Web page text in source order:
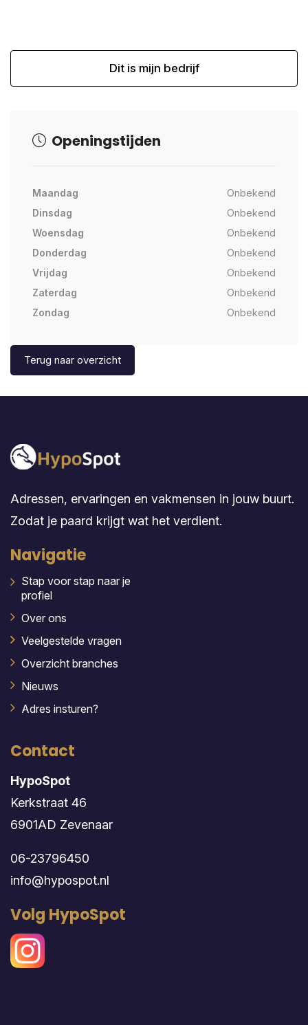
Dit is mijn bedrijf
Openingstijden
Maandag
Onbekend
Dinsdag
Onbekend
Woensdag
Onbekend
Donderdag
Onbekend
Vrijdag
Onbekend
Zaterdag
Onbekend
Zondag
Onbekend
Terug naar overzicht
Adressen, ervaringen en vakmensen in jouw buurt.
Zodat je paard krijgt wat het verdient.
Navigatie
Stap voor stap naar je
profiel
Over ons
Veelgestelde vragen
Overzicht branches
Nieuws
Adres insturen?
Contact
HypoSpot
Kerkstraat 46
6901AD Zevenaar
06-23796450
info@hypospot.nl
Volg HypoSpot